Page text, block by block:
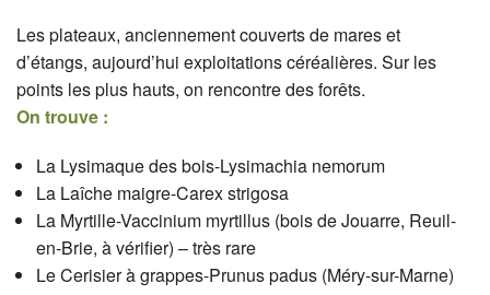
Les plateaux, anciennement couverts de mares et
d’étangs, aujourd’hui exploitations céréalières. Sur les
points les plus hauts, on rencontre des forêts.
On trouve :
La Lysimaque des bois-Lysimachia nemorum
La Laîche maigre-Carex strigosa
La Myrtille-Vaccinium myrtillus (bois de Jouarre, Reuil-
en-Brie, à vérifier) – très rare
Le Cerisier à grappes-Prunus padus (Méry-sur-Marne)